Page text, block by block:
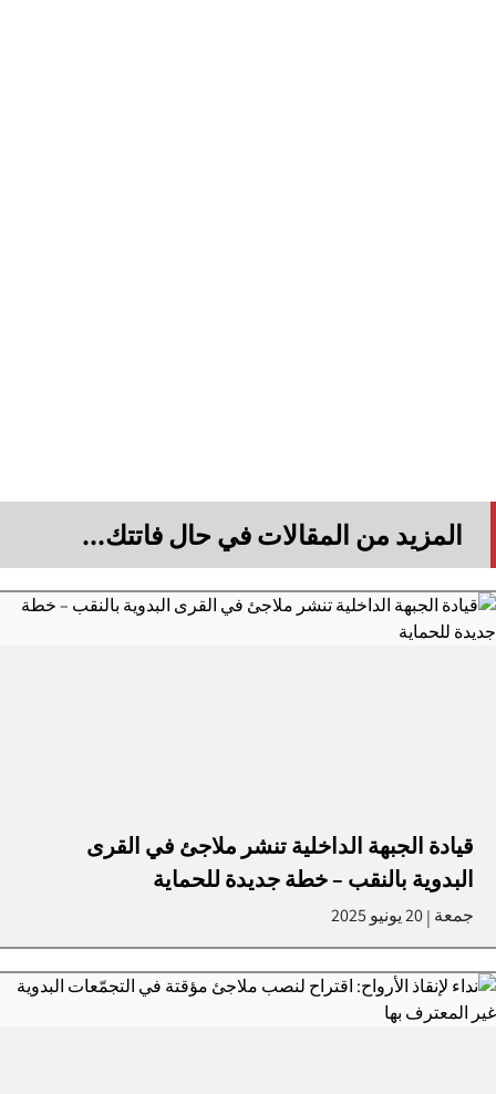
المزيد من المقالات في حال فاتتك...
قيادة الجبهة الداخلية تنشر ملاجئ في القرى
البدوية بالنقب – خطة جديدة للحماية
جمعة |20 يونيو 2025